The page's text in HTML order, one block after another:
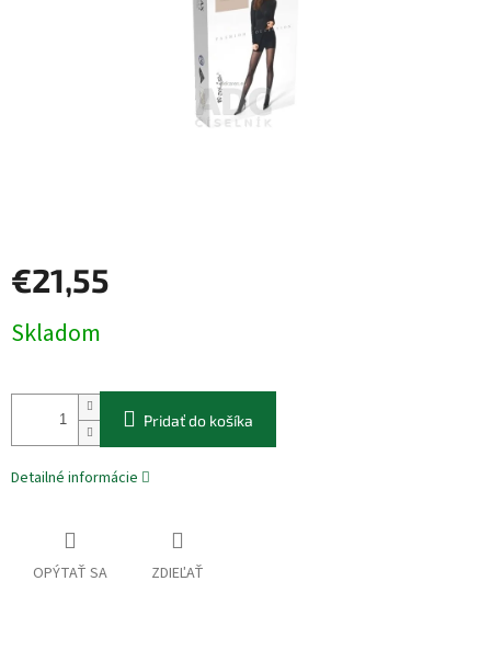
€21,55
cena:
Skladom
Pridať do košíka
Detailné informácie
OPÝTAŤ SA ZDIEĽAŤ